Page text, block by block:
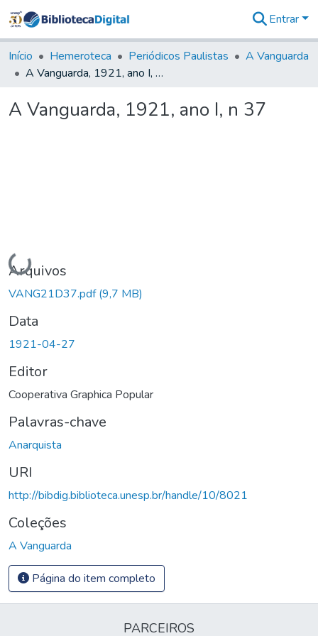
&
Coleções
Tudo na
Digital
Entrar
Início Hemeroteca Periódicos Paulistas
A Vanguarda
A Vanguarda, 1921, ano I, n 37
A Vanguarda, 1921, ano I, n 37
Carregando...
Arquivos
VANG21D37.pdf(9,7 MB)
Data
1921-04-27
Editor
Cooperativa Graphica Popular
Palavras-chave
Anarquista
URI
http://bibdig.biblioteca.unesp.br/handle/10/8021
Coleções
A Vanguarda
Página do item completo
PARCEIROS